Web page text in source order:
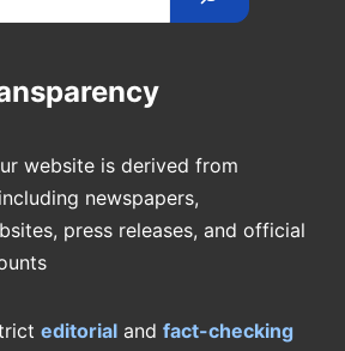
website is derived from
newspapers,
press releases, and official
editorial and fact-checking